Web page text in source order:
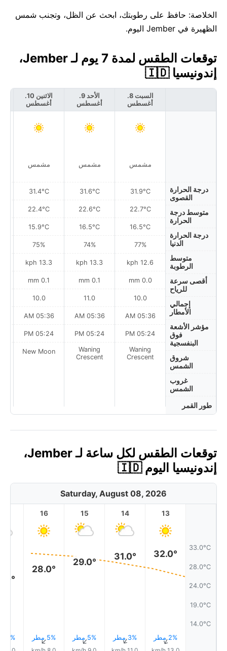
الخلاصة: حافظ على رطوبتك، ابحث عن الظل، وتجنب شمس
الظهيرة في Jember اليوم.
توقعات الطقس لمدة 7 يوم لـ Jember،
إندونيسيا 🇮🇩
درجة الحرارة
القصوى
متوسط درجة
الحرارة
درجة الحرارة
الدنيا
متوسط
الرطوبة
أقصى سرعة
للرياح
إجمالي
الأمطار
مؤشر الأشعة
فوق
البنفسجية
شروق
الشمس
غروب
الشمس
طور القمر
السبت 8.
أغسطس
مشمس
31.9°C
22.7°C
16.5°C
77%
12.6 kph
0.0 mm
10.0
05:36 AM
05:24 PM
Waning
Crescent
الأحد 9.
أغسطس
مشمس
31.6°C
22.6°C
16.5°C
74%
13.3 kph
0.1 mm
11.0
05:36 AM
05:24 PM
Waning
Crescent
الاثنين 10.
أغسطس
مشمس
31.4°C
22.4°C
15.9°C
75%
13.3 kph
0.1 mm
10.0
05:36 AM
05:24 PM
New Moon
توقعات الطقس لكل ساعة لـ Jember،
إندونيسيا اليوم 🇮🇩
Saturday, August 08, 2026
33.0°C
28.0°C
24.0°C
19.0°C
14.0°C
13
32.0°
2% مطر↑
14
31.0°
3% مطر↑
15
29.0°
5% مطر↑
16
28.0°
5% مطر↑ 9% مطر